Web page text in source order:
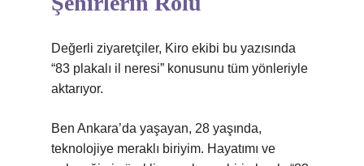
Değerli ziyaretçiler, Kiro ekibi bu yazısında
“83 plakalı il neresi” konusunu tüm yönleriyle
aktarıyor.
Ben Ankara’da yaşayan, 28 yaşında,
teknolojiye meraklı biriyim. Hayatımı ve